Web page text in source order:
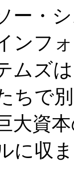
ー・
ンフ
ムズ
ちで
大資
に収